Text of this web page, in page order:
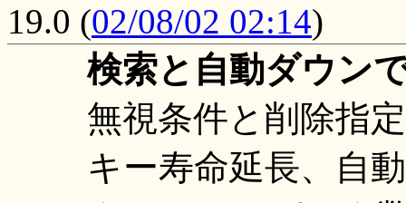
19.0 (02/08/02 02:14)
検索と自動ダウン
無視条件と削除指
キー寿命延長、自